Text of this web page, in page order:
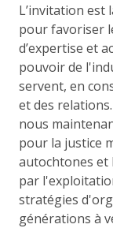
L’invitation est
pour favoriser
d’expertise et
pouvoir de
servent, en
et des
nous
pour la justice
autochtones et
par
stratégies
générations à